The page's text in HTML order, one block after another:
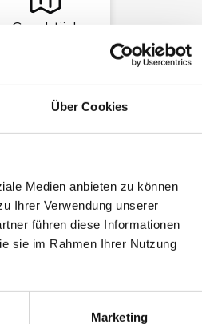
Über Cookies
Medien anbieten zu können
Ihrer Verwendung unserer
führen diese Informationen
sie im Rahmen Ihrer Nutzung
Marketing
Grundstück